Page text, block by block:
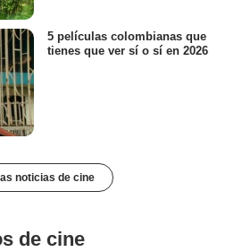
5 películas colombianas que
tienes que ver sí o sí en 2026
noticias de cine
de cine